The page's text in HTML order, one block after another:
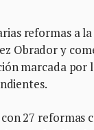
reformas a
Obrador y
marcada por
27 reformas